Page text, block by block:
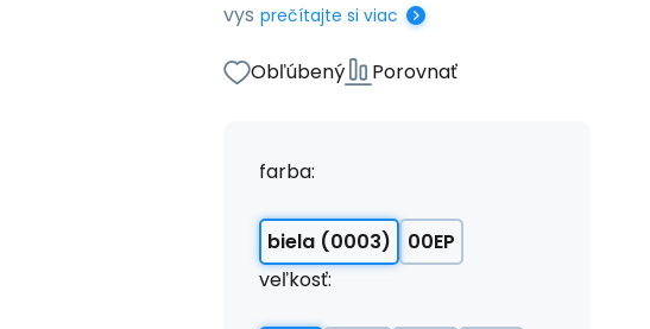
vys prečítajte si viac
Obľúbený Porovnať
farba:
biela (0003)
00EP
veľkosť: